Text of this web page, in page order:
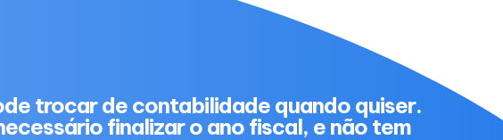
trocar de contabilidade quando quiser.
finalizar o ano fiscal, e não tem